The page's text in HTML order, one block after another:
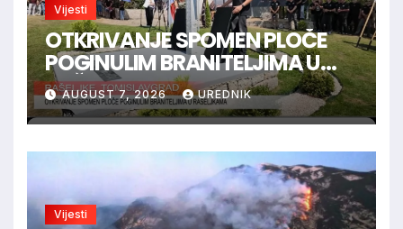
Vijesti
OTKRIVANJE SPOMEN PLOČE
POGINULIM BRANITELJIMA U
RAŠELJKAMA
AUGUST 7, 2026 UREDNIK
Vijesti